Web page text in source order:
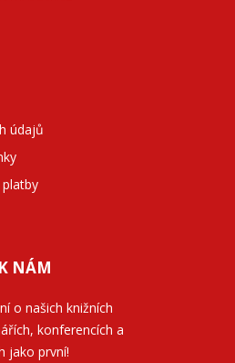
údajů
NÁM
o našich knižních
konferencích a
jako první!